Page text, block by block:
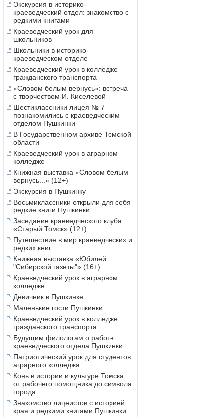
Экскурсия в историко-
краеведческий отдел: знакомство с
редкими книгами
Краеведческий урок для
школьников
Школьники в историко-
краеведческом отделе
Краеведческий урок в колледже
гражданского транспорта
«Словом белым вернусь»: встреча
с творчеством И. Киселевой
Шестиклассники лицея № 7
познакомились с краеведческим
отделом Пушкинки
В Государственном архиве Томской
области
Краеведческий урок в аграрном
колледже
Книжная выставка «Словом белым
вернусь...» (12+)
Экскурсия в Пушкинку
Восьмиклассники открыли для себя
редкие книги Пушкинки
Заседание краеведческого клуба
«Старый Томск» (12+)
Путешествие в мир краеведческих и
редких книг
Книжная выставка «Юбилей
"Сибирской газеты"» (16+)
Краеведческий урок в аграрном
колледже
Девичник в Пушкинке
Маленькие гости Пушкинки
Краеведческий урок в колледже
гражданского транспорта
Будущим филологам о работе
краеведческого отдела Пушкинки
Патриотический урок для студентов
аграрного колледжа
Конь в истории и культуре Томска:
от рабочего помощника до символа
города
Знакомство лицеистов с историей
края и редкими книгами Пушкинки